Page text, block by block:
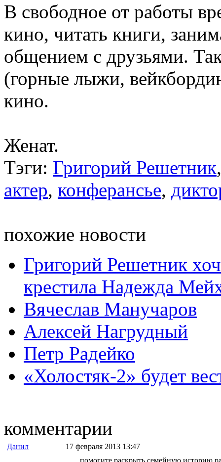
В свободное от работы
кино, читать книги,
общением с друзьями.
(горные лыжи,
кино.
Женат.
Тэги: Григорий Решетник
актер, конферансье,
похожие новости
Григорий Решетник
крестила Надежда
Вячеслав Манучаров
Алексей Нагрудный
Петр Радейко
«Холостяк-2» будет
комментарии
Данил
17 февраля 2013 13:47
помогите раскрыть семейную историю